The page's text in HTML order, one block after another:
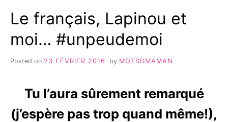
Le français, Lapinou et
moi… #unpeudemoi
Posted on 23 FÉVRIER 2016 by MOTSDMAMAN
Tu l’aura sûrement remarqué
(j’espère pas trop quand même!),